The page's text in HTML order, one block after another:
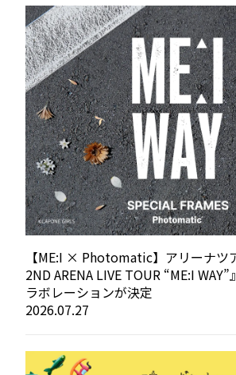
【ME:I × Photomatic】アリーナツ
2ND ARENA LIVE TOUR “ME:I
ラボレーションが決定
2026.07.27